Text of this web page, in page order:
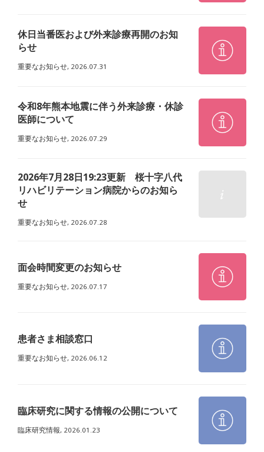
休日当番医および外来診療再開のお知
らせ
重要なお知らせ, 2026.07.31
令和8年熊本地震に伴う外来診療・休診
医師について
重要なお知らせ, 2026.07.29
2026年7月28日19:23更新 桜十字八代
リハビリテーション病院からのお知ら
せ
重要なお知らせ, 2026.07.28
面会時間変更のお知らせ
重要なお知らせ, 2026.07.17
患者さま相談窓口
重要なお知らせ, 2026.06.12
臨床研究に関する情報の公開について
臨床研究情報, 2026.01.23